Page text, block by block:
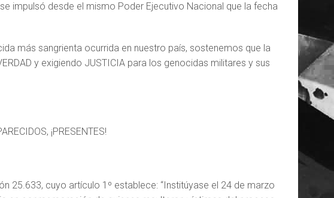
impulsó desde el mismo Poder Ejecutivo Nacional que la fecha
más sangrienta ocurrida en nuestro país, sostenemos que la
y exigiendo JUSTICIA para los genocidas militares y sus
¡PRESENTES!
25.633, cuyo artículo 1º establece: “Institúyase el 24 de marzo